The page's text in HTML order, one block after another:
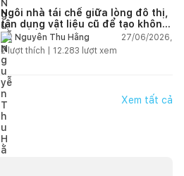
Ngôi nhà tái chế giữa lòng đô thị,
tận dụng vật liệu cũ để tạo không
gian sống linh hoạt
Nguyễn Thu Hằng
27/06/2026,
2lượt thích | 12.283 lượt xem
Xem tất cả